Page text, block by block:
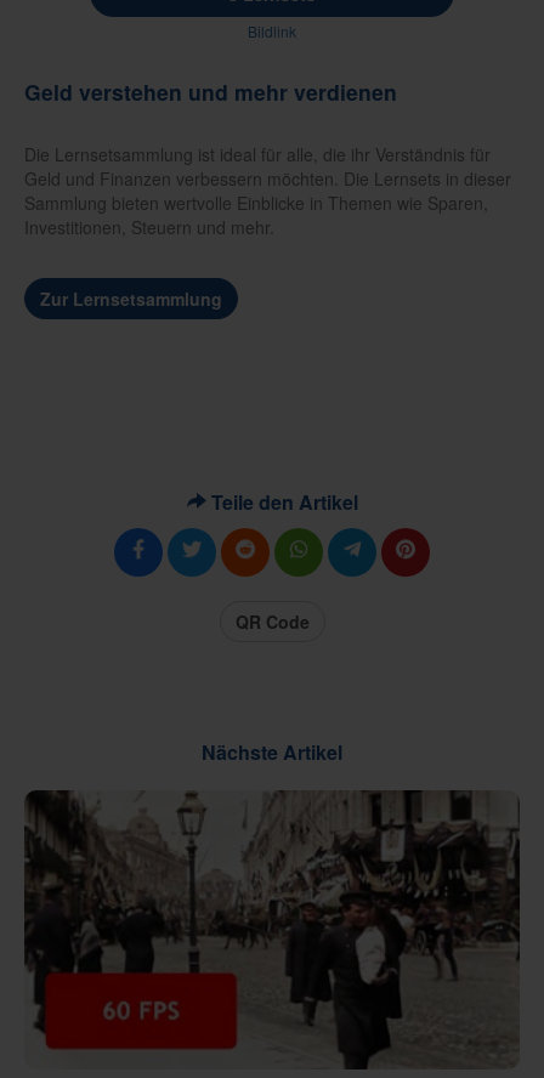
Bildlink
Geld verstehen und mehr verdienen
Die Lernsetsammlung ist ideal für alle, die ihr Verständnis für
Geld und Finanzen verbessern möchten. Die Lernsets in dieser
Sammlung bieten wertvolle Einblicke in Themen wie Sparen,
Investitionen, Steuern und mehr.
Zur Lernsetsammlung
Teile den Artikel
QR Code
Nächste Artikel